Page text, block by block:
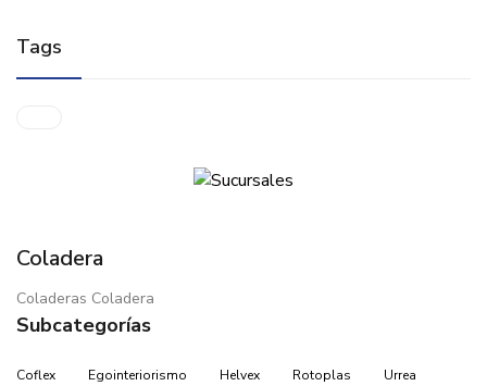
Tags
Coladera
Coladeras Coladera
Subcategorías
Coflex Egointeriorismo Helvex Rotoplas Urrea